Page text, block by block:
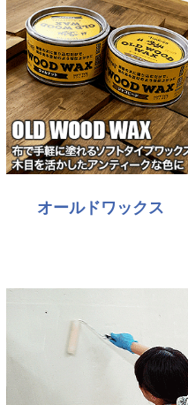
オールドワックス